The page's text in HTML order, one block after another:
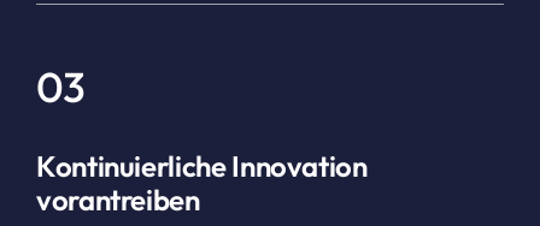
03
Kontinuierliche Innovation
vorantreiben